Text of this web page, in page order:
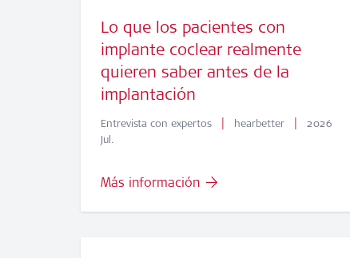
Lo que los pacientes con
implante coclear realmente
quieren saber antes de la
implantación
Entrevista con expertos | hearbetter |
2026
Jul.
Más información